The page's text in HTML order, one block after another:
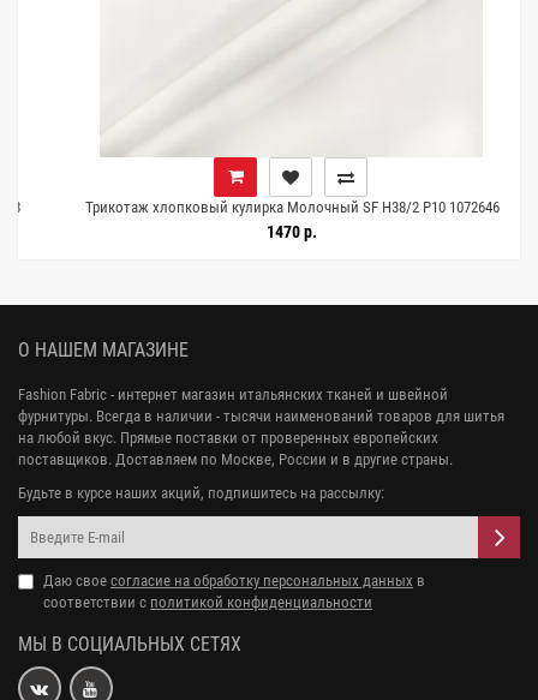
Трикотаж хлопковый кулирка Молочный SF H38/2 P10 1072646
1470 р.
О НАШЕМ МАГАЗИНЕ
Fashion Fabric - интернет магазин итальянских тканей и швейной
фурнитуры. Всегда в наличии - тысячи наименований товаров для шитья
на любой вкус. Прямые поставки от проверенных европейских
поставщиков. Доставляем по Москве, России и в другие страны.
Будьте в курсе наших акций, подпишитесь на рассылку:
Даю свое согласие на обработку персональных данных в
соответствии с политикой конфиденциальности
МЫ В СОЦИАЛЬНЫХ СЕТЯХ